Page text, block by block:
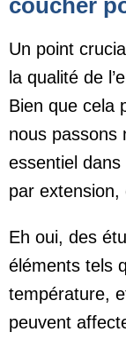
coucher
Un point
la qualité de
Bien que cela
nous passons
essentiel
par
Eh oui, des
éléments tels
température,
peuvent